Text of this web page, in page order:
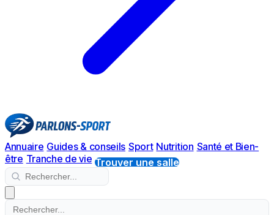
Annuaire Guides & conseils Sport Nutrition Santé et Bien-
être Tranche de vie Trouver une salle